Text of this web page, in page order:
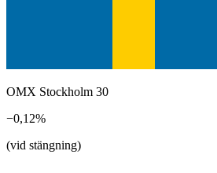
OMX Stockholm 30
−0,12%
(vid stängning)